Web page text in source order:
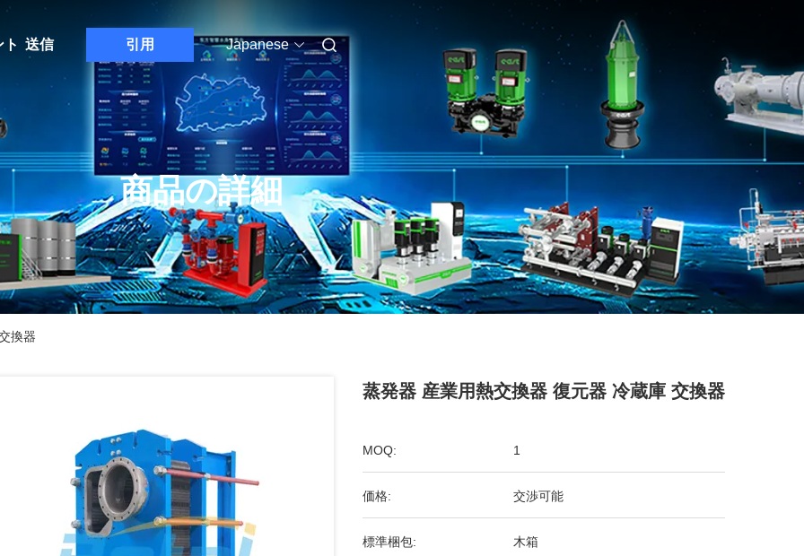
送信 引用 Japanese
商品の詳細
換器
蒸発器 産業用熱交換器 復元器 冷蔵庫 交換器
MOQ: 1
価格: 交渉可能
標準梱包: 木箱